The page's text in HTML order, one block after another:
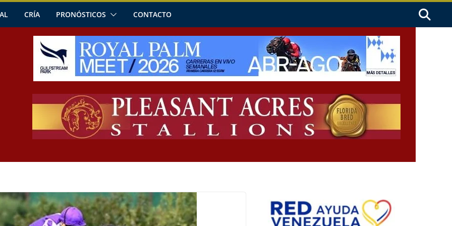
CRÍA PRONÓSTICOS CONTACTO